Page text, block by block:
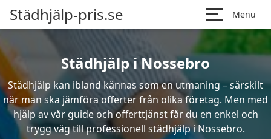
Städhjälp-pris.se Menu
Städhjälp i Nossebro
Städhjälp kan ibland kännas som en utmaning – särskilt
när man ska jämföra offerter från olika företag. Men med
hjälp av vår guide och offerttjänst får du en enkel och
trygg väg till professionell städhjälp i Nossebro.